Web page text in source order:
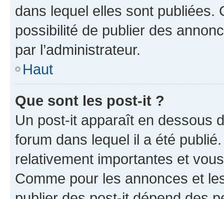
dans lequel elles sont publiées.
possibilité de publier des
par l’administrateur.
Haut
Que sont les post-it ?
Un post-it apparaît en dessous
forum dans lequel il a été
relativement importantes et
Comme pour les annonces et